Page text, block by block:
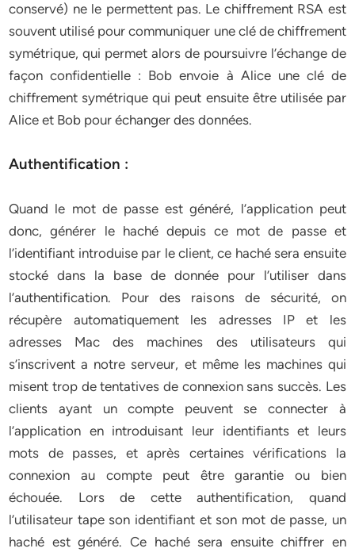
conservé) ne le permettent pas. Le chiffrement RSA est
souvent utilisé pour communiquer une clé de chiffrement
symétrique, qui permet alors de poursuivre l’échange de
façon confidentielle : Bob envoie à Alice une clé de
chiffrement symétrique qui peut ensuite être utilisée par
Alice et Bob pour échanger des données.
Authentification :
Quand le mot de passe est généré, l’application peut
donc, générer le haché depuis ce mot de passe et
l’identifiant introduise par le client, ce haché sera ensuite
stocké dans la base de donnée pour l’utiliser dans
l’authentification. Pour des raisons de sécurité, on
récupère automatiquement les adresses IP et les
adresses Mac des machines des utilisateurs qui
s’inscrivent a notre serveur, et même les machines qui
misent trop de tentatives de connexion sans succès. Les
clients ayant un compte peuvent se connecter à
l’application en introduisant leur identifiants et leurs
mots de passes, et après certaines vérifications la
connexion au compte peut être garantie ou bien
échouée. Lors de cette authentification, quand
l’utilisateur tape son identifiant et son mot de passe, un
haché est généré. Ce haché sera ensuite chiffrer en